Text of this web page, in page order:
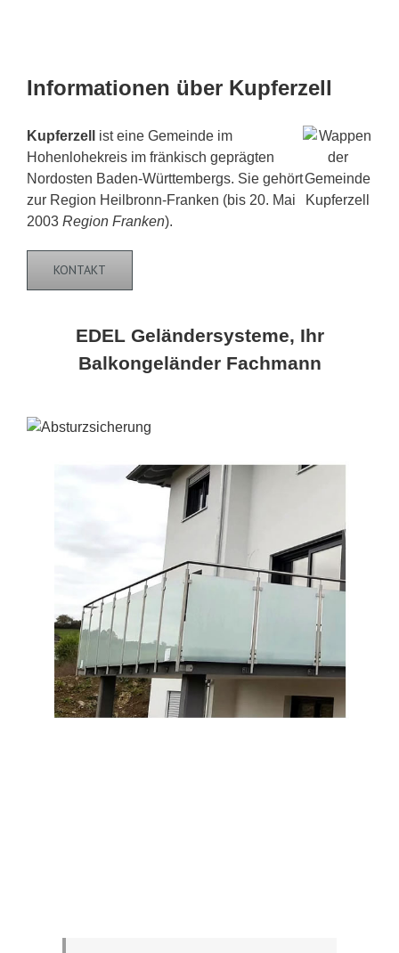
Informationen über Kupferzell
Kupferzell
ist eine Gemeinde im
Hohenlohekreis im fränkisch geprägten
Nordosten Baden-Württembergs. Sie gehört
zur Region Heilbronn-Franken (bis 20. Mai
2003 Region Franken).
KONTAKT
EDEL Geländersysteme, Ihr
Balkongeländer Fachmann